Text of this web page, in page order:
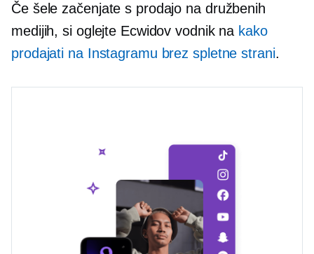
Če šele začenjate s prodajo na družbenih
medijih, si oglejte Ecwidov vodnik na kako
prodajati na Instagramu brez spletne strani.